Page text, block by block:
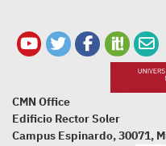
CMN Office
Edificio Rector Soler
Campus Espinardo, 30071,